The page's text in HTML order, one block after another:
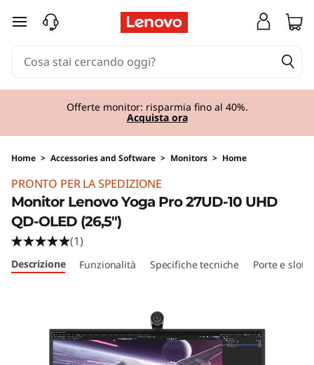
passa a contenuto principale
Offerte monitor: risparmia fino al 40%.
Acquista ora
Home > Accessories and Software > Monitors > Home
PRONTO PER LA SPEDIZIONE
Monitor Lenovo Yoga Pro 27UD-10 UHD
QD-OLED (26,5")
(1)
Descrizione Funzionalità Specifiche tecniche Porte e slot